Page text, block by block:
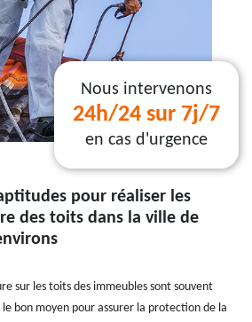
Nous intervenons
24h/24 sur 7j/7
en cas d'urgence
pour réaliser les
des toits dans la ville de
sur les toits des immeubles sont souvent
bon moyen pour assurer la protection de la